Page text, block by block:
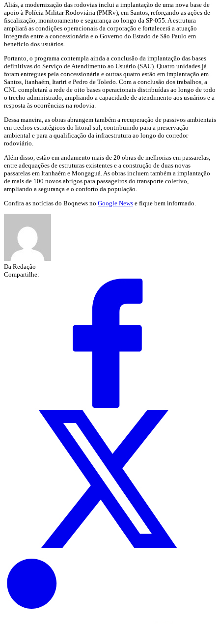
Aliás, a modernização das rodovias inclui a implantação de uma nova base de
apoio à Polícia Militar Rodoviária (PMRv), em Santos, reforçando as ações de
fiscalização, monitoramento e segurança ao longo da SP-055. A estrutura
ampliará as condições operacionais da corporação e fortalecerá a atuação
integrada entre a concessionária e o Governo do Estado de São Paulo em
benefício dos usuários.
Portanto, o programa contempla ainda a conclusão da implantação das bases
definitivas do Serviço de Atendimento ao Usuário (SAU). Quatro unidades já
foram entregues pela concessionária e outras quatro estão em implantação em
Santos, Itanhaém, Itariri e Pedro de Toledo. Com a conclusão dos trabalhos, a
CNL completará a rede de oito bases operacionais distribuídas ao longo de todo
o trecho administrado, ampliando a capacidade de atendimento aos usuários e a
resposta às ocorrências na rodovia.
Dessa maneira, as obras abrangem também a recuperação de passivos ambientais
em trechos estratégicos do litoral sul, contribuindo para a preservação
ambiental e para a qualificação da infraestrutura ao longo do corredor
rodoviário.
Além disso, estão em andamento mais de 20 obras de melhorias em passarelas,
entre adequações de estruturas existentes e a construção de duas novas
passarelas em Itanhaém e Mongaguá. As obras incluem também a implantação
de mais de 100 novos abrigos para passageiros do transporte coletivo,
ampliando a segurança e o conforto da população.
Confira as notícias do Boqnews no Google News e fique bem informado.
Da Redação
Compartilhe: